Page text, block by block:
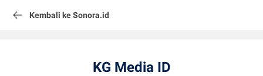
Kembali ke Sonora.id
KG Media ID